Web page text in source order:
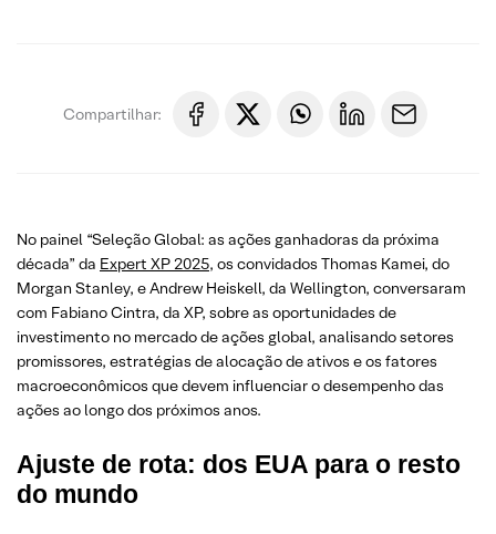
Compartilhar:
No painel “Seleção Global: as ações ganhadoras da próxima
década” da Expert XP 2025, os convidados Thomas Kamei, do
Morgan Stanley, e Andrew Heiskell, da Wellington, conversaram
com Fabiano Cintra, da XP, sobre as oportunidades de
investimento no mercado de ações global, analisando setores
promissores, estratégias de alocação de ativos e os fatores
macroeconômicos que devem influenciar o desempenho das
ações ao longo dos próximos anos.
Ajuste de rota: dos EUA para o resto
do mundo